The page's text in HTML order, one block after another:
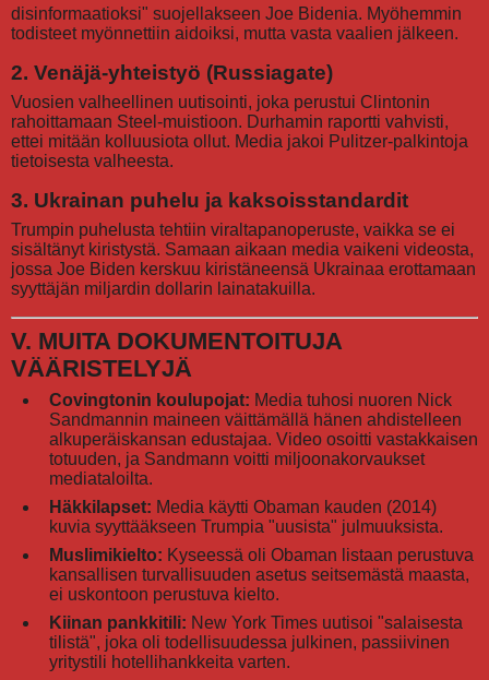
disinformaatioksi" suojellakseen Joe Bidenia. Myöhemmin
todisteet myönnettiin aidoiksi, mutta vasta vaalien jälkeen.
2. Venäjä-yhteistyö (Russiagate)
Vuosien valheellinen uutisointi, joka perustui Clintonin
rahoittamaan Steel-muistioon. Durhamin raportti vahvisti,
ettei mitään kolluusiota ollut. Media jakoi Pulitzer-palkintoja
tietoisesta valheesta.
3. Ukrainan puhelu ja kaksoisstandardit
Trumpin puhelusta tehtiin viraltapanoperuste, vaikka se ei
sisältänyt kiristystä. Samaan aikaan media vaikeni videosta,
jossa Joe Biden kerskuu kiristäneensä Ukrainaa erottamaan
syyttäjän miljardin dollarin lainatakuilla.
V. MUITA DOKUMENTOITUJA
VÄÄRISTELYJÄ
Covingtonin koulupojat: Media tuhosi nuoren Nick
Sandmannin maineen väittämällä hänen ahdistelleen
alkuperäiskansan edustajaa. Video osoitti vastakkaisen
totuuden, ja Sandmann voitti miljoonakorvaukset
mediataloilta.
Häkkilapset: Media käytti Obaman kauden (2014)
kuvia syyttääkseen Trumpia "uusista" julmuuksista.
Muslimikielto: Kyseessä oli Obaman listaan perustuva
kansallisen turvallisuuden asetus seitsemästä maasta,
ei uskontoon perustuva kielto.
Kiinan pankkitili: New York Times uutisoi "salaisesta
tilistä", joka oli todellisuudessa julkinen, passiivinen
yritystili hotellihankkeita varten.